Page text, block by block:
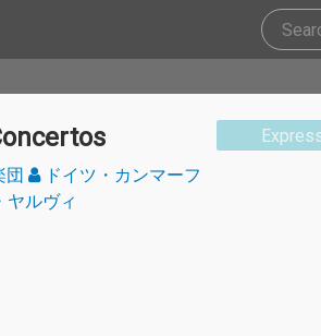
団
ドイツ・カンマーフ
ルヴィ